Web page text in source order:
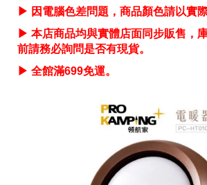
▶ 因電腦色差問題，商品顏色請以實際
▶ 本店商品均與實體店面同步販售，
前請務必詢問是否有現貨。
▶ 全館滿699免運。